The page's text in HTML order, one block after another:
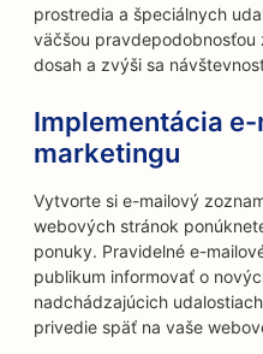
prostredia a špeciálnych
väčšou
dosah a zvýši sa
Implementácia
marketingu
Vytvorte si e-mailový
webových stránok
ponuky. Pravidelné e-
publikum informovať o
nadchádzajúcich
privedie späť na vaše